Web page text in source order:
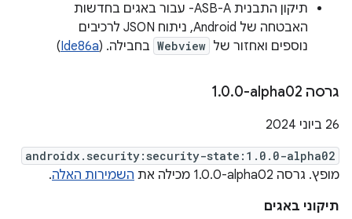
תיקון התבנית ASB-A- עבור באגים בחדשות
האבטחה של Android, ניתוח JSON לרכיבים
נוספים ואחזור של Webview בחבילה. (Ide86a
)
גרסה ‎1 .0.0-alpha02
‫26 ביוני 2024
androidx.security:security-state:1.0.0-alpha02
מופץ. גרסה ‎1.0.0-alpha02 מכילה את השמירות האלה.
תיקוני באגים